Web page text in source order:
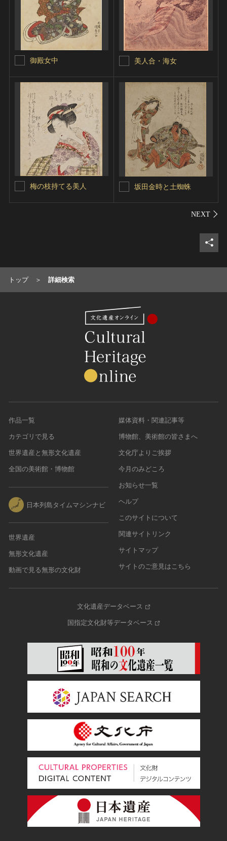
御殿女中 美人合・海女
梅の枝持てる美人 坂田金時と土蜘蛛
シェ
トップ 詳細検索
作品一覧
カテゴリで見る
世界遺産と無形文化遺産
全国の美術館・博物館
日本列島タイムマシンナビ
世界遺産
無形文化遺産
動画で見る無形の文化財
媒体資料・関連記事等
博物館、美術館の皆さまへ
文化庁よりご挨拶
今月のみどころ
お知らせ一覧
ヘルプ
このサイトについて
関連サイトリンク
サイトマップ
サイトのご意見はこちら
文化遺産データベース
国指定文化財等データベース